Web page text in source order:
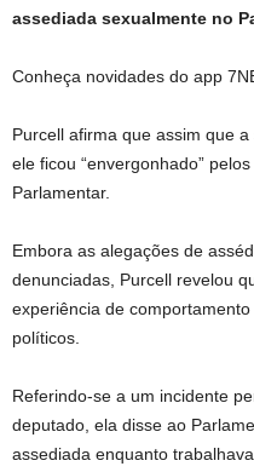
assediada sexualmente no
Conheça novidades do app
Purcell afirma que assim que
ele ficou “envergonhado”
Parlamentar.
Embora as alegações de
denunciadas, Purcell revelou
experiência de
políticos.
Referindo-se a um incidente
deputado, ela disse ao
assediada enquanto